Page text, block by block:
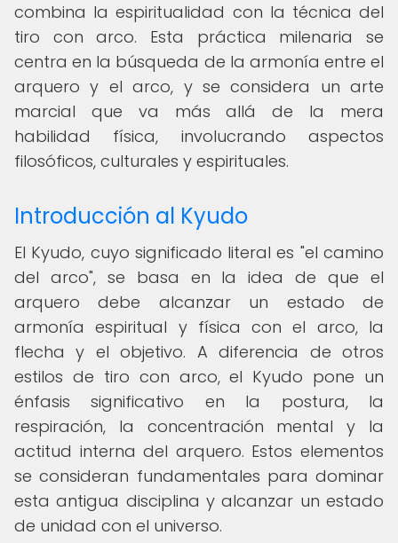
combina la espiritualidad con la técnica del
tiro con arco. Esta práctica milenaria se
centra en la búsqueda de la armonía entre el
arquero y el arco, y se considera un arte
marcial que va más allá de la mera
habilidad física, involucrando aspectos
filosóficos, culturales y espirituales.
Introducción al Kyudo
El Kyudo, cuyo significado literal es "el camino
del arco", se basa en la idea de que el
arquero debe alcanzar un estado de
armonía espiritual y física con el arco, la
flecha y el objetivo. A diferencia de otros
estilos de tiro con arco, el Kyudo pone un
énfasis significativo en la postura, la
respiración, la concentración mental y la
actitud interna del arquero. Estos elementos
se consideran fundamentales para dominar
esta antigua disciplina y alcanzar un estado
de unidad con el universo.